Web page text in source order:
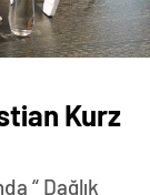
Kurz
“ Dağlık